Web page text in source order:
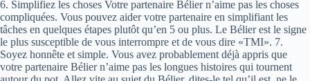
6. Simplifiez les choses Votre partenaire Bélier n’aime pas les choses
compliquées. Vous pouvez aider votre partenaire en simplifiant les
tâches en quelques étapes plutôt qu’en 5 ou plus. Le Bélier est le signe
le plus susceptible de vous interrompre et de vous dire «TMI». 7.
Soyez honnête et simple. Vous avez probablement déjà appris que
votre partenaire Bélier n’aime pas les longues histoires qui tournent